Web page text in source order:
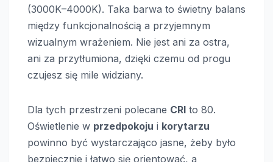
(3000K–4000K). Taka barwa to świetny balans
między funkcjonalnością a przyjemnym
wizualnym wrażeniem. Nie jest ani za ostra,
ani za przytłumiona, dzięki czemu od progu
czujesz się mile widziany.
Dla tych przestrzeni polecane CRI to 80.
Oświetlenie w przedpokoju i korytarzu
powinno być wystarczająco jasne, żeby było
bezpiecznie i łatwo się orientować, a